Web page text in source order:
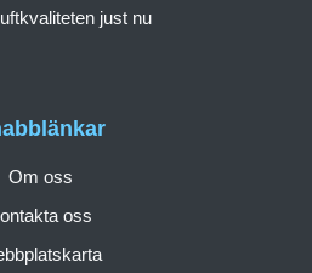
Om oss
oss
just nu